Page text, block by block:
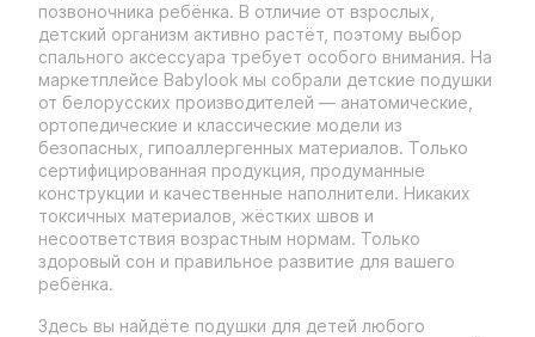
позвоночника ребёнка. В отличие от взрослых,
детский организм активно растёт, поэтому выбор
спального аксессуара требует особого внимания. На
маркетплейсе Babylook мы собрали детские подушки
от белорусских производителей — анатомические,
ортопедические и классические модели из
безопасных, гипоаллергенных материалов. Только
сертифицированная продукция, продуманные
конструкции и качественные наполнители. Никаких
токсичных материалов, жёстких швов и
несоответствия возрастным нормам. Только
здоровый сон и правильное развитие для вашего
ребёнка.
Здесь вы найдёте подушки для детей любого